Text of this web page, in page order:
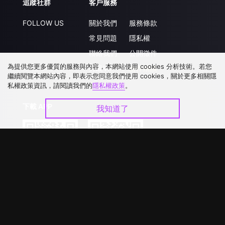
追蹤社群
FOLLOW US
客戶服務
關於我們
常見問題
聯絡我們
升級VIP
服務條款
隱私權
公開徵件
合作洽談
為提供您更多優質的服務與內容，本網站使用 cookies 分析技術。若您
繼續閱覽本網站內容，即表示您同意我們使用 cookies，關於更多相關隱
私權政策資訊，請閱讀我們的隱私權政策。
我知道了